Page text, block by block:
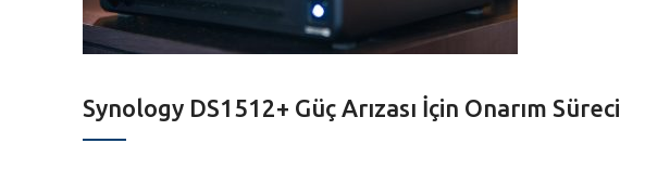
Synology DS1512+ Güç Arızası İçin Onarım Süreci